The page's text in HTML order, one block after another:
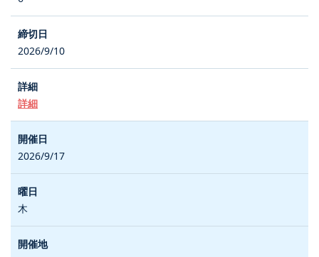
2026/9/10
詳細
2026/9/17
木